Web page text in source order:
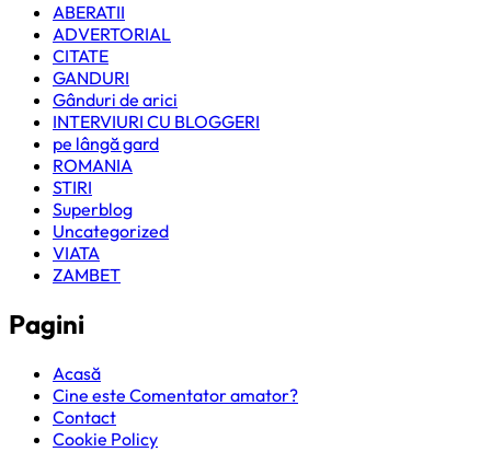
ABERATII
ADVERTORIAL
CITATE
GANDURI
Gânduri de arici
INTERVIURI CU BLOGGERI
pe lângă gard
ROMANIA
STIRI
Superblog
Uncategorized
VIATA
ZAMBET
Pagini
Acasă
Cine este Comentator amator?
Contact
Cookie Policy